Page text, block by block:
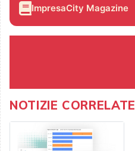
ImpresaCity Magazine
NOTIZIE CORRELATE